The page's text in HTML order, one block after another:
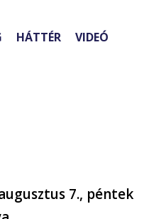
HÁTTÉR VIDEÓ
7., péntek